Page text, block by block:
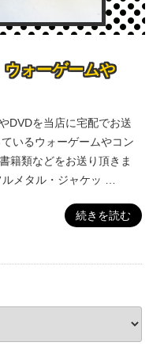
ォーゲームや
DVDを当店に宅配でお送
いるウォーゲームやコン
籍類などをお送り頂きま
メタル・ジャケッ …
続きを読む